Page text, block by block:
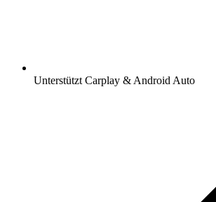
Unterstützt Carplay & Android Auto